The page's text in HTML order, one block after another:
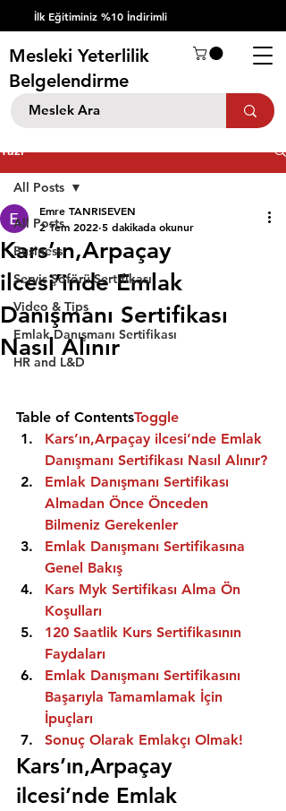
İlk Eğitiminiz %10 İndirimli
Mesleki Yeterlilik
Belgelendirme
Yazı
All Posts
Business
Servis Şöförü Sertifikası
Video & Tips
Emlak Danışmanı Sertifikası
HR and L&D
All Posts
Kars’ın,Arpaçay
ilcesi’inde Emlak
Danışmanı Sertifikası
Nasıl Alınır
Emre TANRISEVEN
2 Tem 2022 5 dakikada okunur
Table of ContentsToggle
Kars’ın,Arpaçay ilcesi’nde Emlak
Danışmanı Sertifikası Nasıl Alınır?
Emlak Danışmanı Sertifikası
Almadan Önce Önceden
Bilmeniz Gerekenler
Emlak Danışmanı Sertifikasına
Genel Bakış
Kars Myk Sertifikası Alma Ön
Koşulları
120 Saatlik Kurs Sertifikasının
Faydaları
Emlak Danışmanı Sertifikasını
Başarıyla Tamamlamak İçin
İpuçları
Sonuç Olarak Emlakçı Olmak!
Kars’ın,Arpaçay
ilcesi’nde Emlak